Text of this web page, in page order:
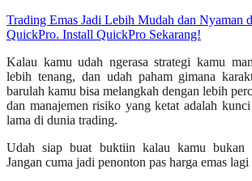
Trading Emas Jadi Lebih Mudah dan Nyaman
QuickPro. Install QuickPro Sekarang!
Kalau kamu udah ngerasa strategi kamu
lebih tenang, dan udah paham gimana
barulah kamu bisa melangkah dengan lebih
dan manajemen risiko yang ketat adalah
lama di dunia trading.
Udah siap buat buktiin kalau kamu bukan
Jangan cuma jadi penonton pas harga emas